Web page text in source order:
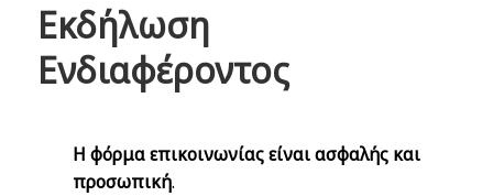
Εκδήλωση
Ενδιαφέροντος
Η φόρμα επικοινωνίας είναι ασφαλής και
προσωπική.